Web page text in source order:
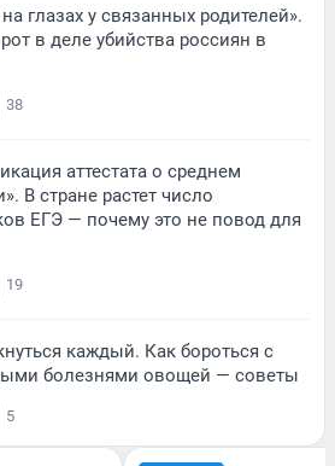
глазах у связанных родителей».
в деле убийства россиян в
38
аттестата о среднем
В стране растет число
ЕГЭ — почему это не повод для
19
каждый. Как бороться с
болезнями овощей — советы
5